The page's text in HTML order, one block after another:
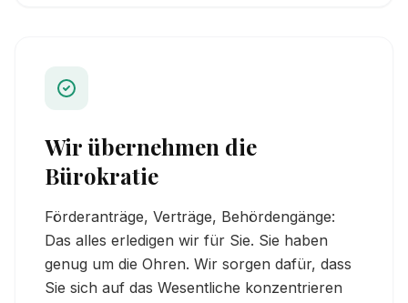
Wir übernehmen die
Bürokratie
Förderanträge, Verträge, Behördengänge:
Das alles erledigen wir für Sie. Sie haben
genug um die Ohren. Wir sorgen dafür, dass
Sie sich auf das Wesentliche konzentrieren